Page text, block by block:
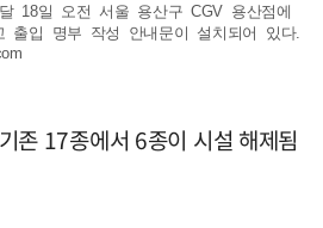
18일 오전 서울 용산구 CGV 용산점에
출입 명부 작성 안내문이 설치되어 있다.
존 17종에서 6종이 시설 해제됨